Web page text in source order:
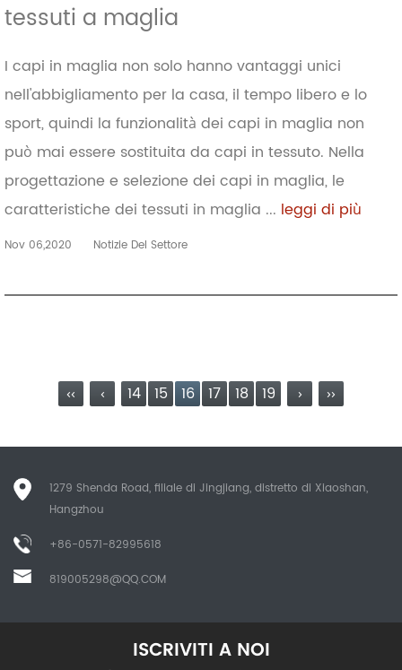
tessuti a maglia
I capi in maglia non solo hanno vantaggi unici
nell'abbigliamento per la casa, il tempo libero e lo
sport, quindi la funzionalità dei capi in maglia non
può mai essere sostituita da capi in tessuto. Nella
progettazione e selezione dei capi in maglia, le
caratteristiche dei tessuti in maglia ... leggi di più
Nov 06,2020 Notizie Del Settore
‹‹ ‹ 14 15 16 17 18 19 › ››
1279 Shenda Road, filiale di Jingjiang, distretto di Xiaoshan,
Hangzhou
+86-0571-82995618
819005298@QQ.COM
ISCRIVITI A NOI